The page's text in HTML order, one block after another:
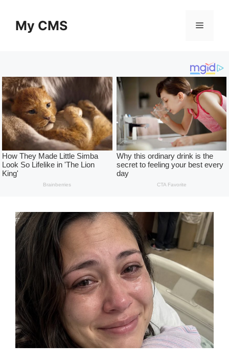
contentMy CMS Menu